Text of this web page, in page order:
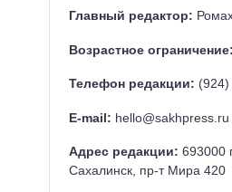
Главный редактор:
Возрастное ограничение:
Телефон редакции: (924)
E-mail: hello@sakhpress.ru
Адрес редакции: 693000
Сахалинск, пр-т Мира 420